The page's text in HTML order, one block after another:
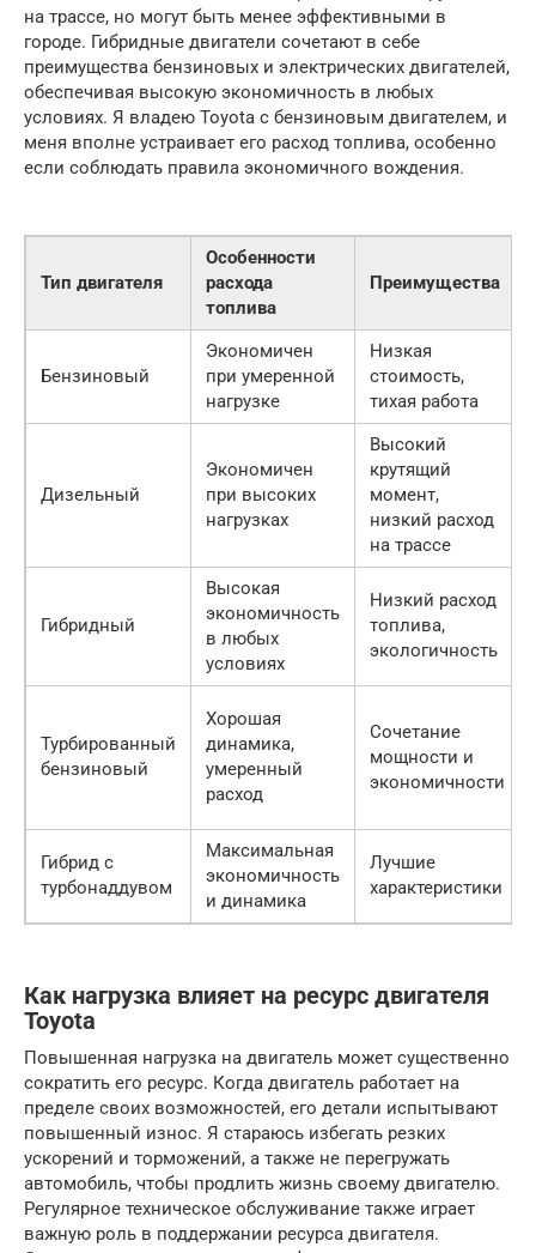
на трассе, но могут быть менее эффективными в
городе. Гибридные двигатели сочетают в себе
преимущества бензиновых и электрических двигателей,
обеспечивая высокую экономичность в любых
условиях. Я владею Toyota с бензиновым двигателем, и
меня вполне устраивает его расход топлива, особенно
если соблюдать правила экономичного вождения.
Тип двигателя
Особенности
расхода
топлива
Преимущества
Бензиновый
Экономичен
при умеренной
нагрузке
Низкая
стоимость,
тихая работа
Дизельный
Экономичен
при высоких
нагрузках
Высокий
крутящий
момент,
низкий расход
на трассе
Гибридный
Высокая
экономичность
в любых
условиях
Низкий расход
топлива,
экологичность
Турбированный
бензиновый
Хорошая
динамика,
умеренный
расход
Сочетание
мощности и
экономичности
Гибрид с
турбонаддувом
Максимальная
экономичность
и динамика
Лучшие
характеристики
Как нагрузка влияет на ресурс двигателя
Toyota
Повышенная нагрузка на двигатель может существенно
сократить его ресурс. Когда двигатель работает на
пределе своих возможностей, его детали испытывают
повышенный износ. Я стараюсь избегать резких
ускорений и торможений, а также не перегружать
автомобиль, чтобы продлить жизнь своему двигателю.
Регулярное техническое обслуживание также играет
важную роль в поддержании ресурса двигателя.